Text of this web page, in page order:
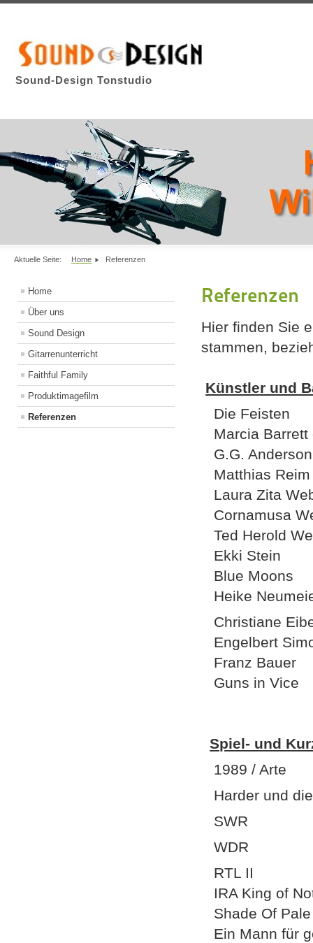
Sound-Design Tonstudio
Aktuelle Seite: Home Referenzen
Home
Über uns
Sound Design
Gitarrenunterricht
Faithful Family
Produktimagefilm
Referenzen
Referenzen
Hier finden Sie
stammen,
Künstler und
Die Feisten
Marcia Barrett
G.G.
Matthias Reim
Laura Zita
Cornamusa
Ted Herold
Ekki Stein
Blue Moons
Heike
Christiane
Engelbert
Franz Bauer
Guns in Vice
Spiel- und
1989 / Arte
Harder und
SWR
WDR
RTL II
IRA King of
Shade Of
Ein Mann für